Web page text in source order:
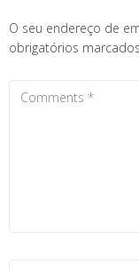
O seu endereço de
obrigatórios